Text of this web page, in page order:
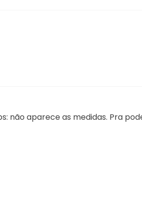
não aparece as medidas. Pra